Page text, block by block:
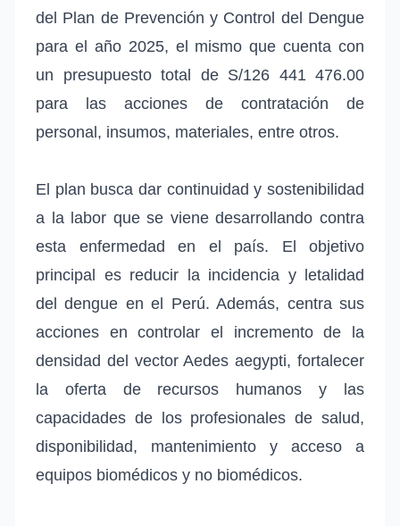
del Plan de Prevención y Control del Dengue
para el año 2025, el mismo que cuenta con
un presupuesto total de S/126 441 476.00
para las acciones de contratación de
personal, insumos, materiales, entre otros.
El plan busca dar continuidad y sostenibilidad
a la labor que se viene desarrollando contra
esta enfermedad en el país. El objetivo
principal es reducir la incidencia y letalidad
del dengue en el Perú. Además, centra sus
acciones en controlar el incremento de la
densidad del vector Aedes aegypti, fortalecer
la oferta de recursos humanos y las
capacidades de los profesionales de salud,
disponibilidad, mantenimiento y acceso a
equipos biomédicos y no biomédicos.